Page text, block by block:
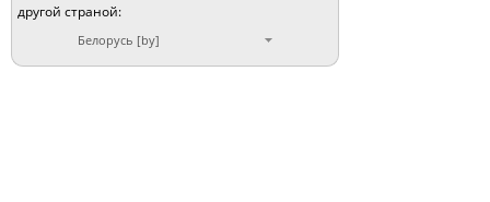
другой страной:
Белорусь [by]